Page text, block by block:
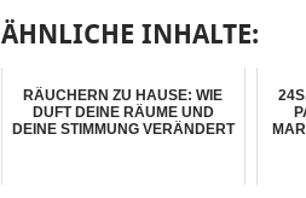
ÄHNLICHE INHALTE:
RÄUCHERN ZU HAUSE: WIE
DUFT DEINE RÄUME UND
DEINE STIMMUNG VERÄNDERT